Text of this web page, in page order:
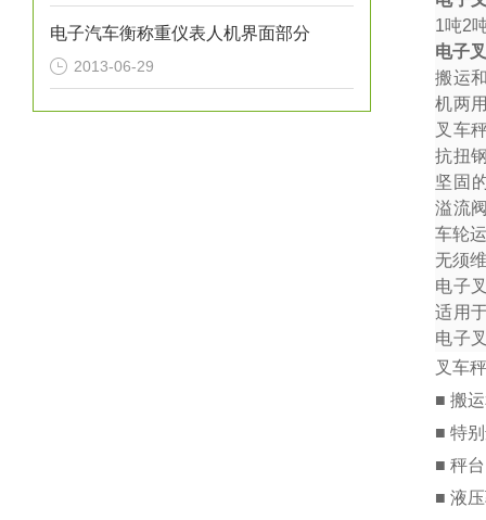
电子汽车衡称重仪表人机界面部分
2013-06-29
1吨2
电子
搬运
机两
叉车
抗扭
坚固
溢流
车轮
无须
电子
适用
电子
叉车
■ 搬
■ 特
■ 秤
■ 液